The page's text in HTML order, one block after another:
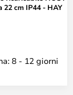
22 cm IP44 - HAY
8 - 12 giorni